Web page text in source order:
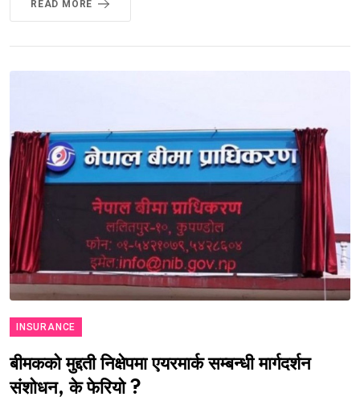
READ MORE
INSURANCE
बीमकको मुद्दती निक्षेपमा एयरमार्क सम्बन्धी मार्गदर्शन
संशोधन, के फेरियो ?